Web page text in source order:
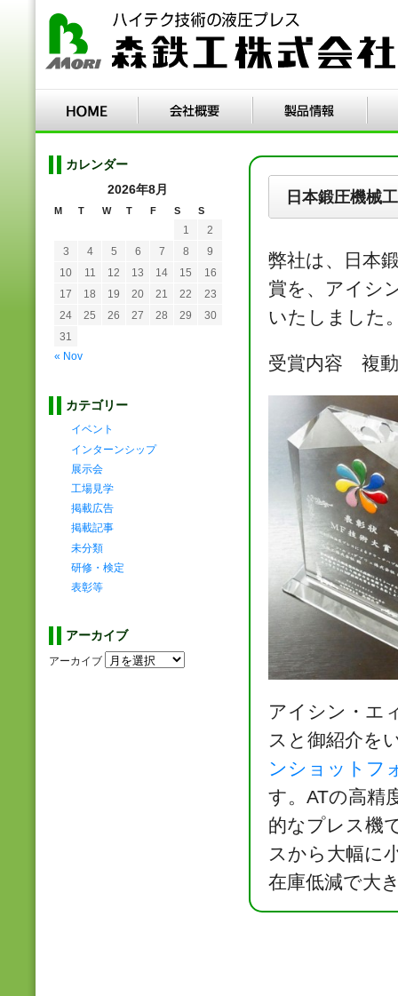
日本鍛圧機械
弊社は、日本
賞を、アイシ
いたしました
受賞内容 複
アイシン・エ
スと御紹介を
ンショットフ
す。ATの高精
的なプレス機
スから大幅に
在庫低減で大
カレンダー
2026年8月
M T W T F S S
« Nov
1
2
3
4 5 6 7 8
9
10
11 12 13 14 15
16
17
18 19 20 21 22
23
24
25 26 27 28 29
30
31
カテゴリー
イベント
インターンシップ
展示会
工場見学
掲載広告
掲載記事
未分類
研修・検定
表彰等
アーカイブ
アーカイブ